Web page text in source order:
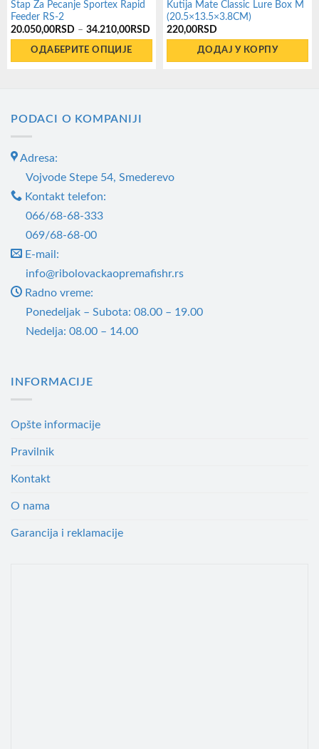
Štap Za Pecanje Sportex Rapid
Feeder RS-2
20.050,00 RSD – 34.210,00 RSD Распон
цена:
20.050,00RSD
ОДАБЕРИТЕ ОПЦИЈЕ
више
варијанти.
Опције
могу
бити
изабране
страници
Kutija Mate Classic Lure Box M
(20.5×13.5×3.8CM)
220,00 RSD
ДОДАЈ У КОРПУ
PODACI O KOMPANIJI
Adresa:
Vojvode Stepe 54, Smederevo
Kontakt telefon:
066/68-68-333
069/68-68-00
E-mail:
info@ribolovackaopremafishr.rs
Radno vreme:
Ponedeljak – Subota: 08.00 – 19.00
Nedelja: 08.00 – 14.00
INFORMACIJE
Opšte informacije
Pravilnik
Kontakt
O nama
Garancija i reklamacije